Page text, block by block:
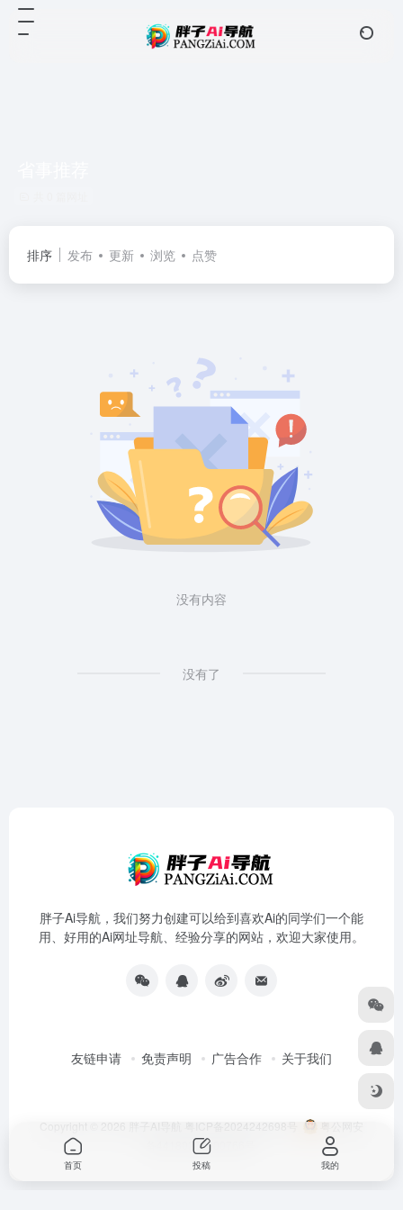
排序 发布 更新 浏览 点赞
没有内容
没有了
胖子Ai导航，我们努力创建可以给到喜欢Ai的同学们一个能
用、好用的Ai网址导航、经验分享的网站，欢迎大家使用。
友链申请 免责声明 广告合作 关于我们
Copyright © 2026 胖子AI导航 粤ICP备2024242698号
粤公网安
备44180202000766号
首页 投稿 我的